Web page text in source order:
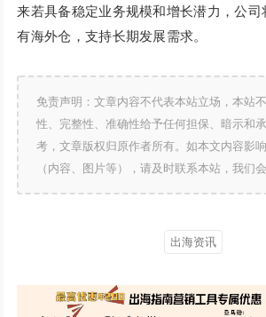
来若具备稳定业务规模和增长潜力，公司
有海外仓，支持长期发展需求。
免责声明：文章内容不代表本站立场，本站
性、完整性、准确性给予任何担保、暗示和
考，文章版权归原作者所有。如本文内容影
（内容、图片等），请及时联系本站，我们
出海资讯